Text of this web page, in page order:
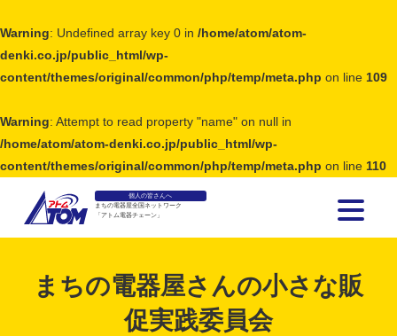
Warning: Undefined array key 0 in /home/atom/atom-
denki.co.jp/public_html/wp-
content/themes/original/common/php/temp/meta.php on line 109
Warning: Attempt to read property "name" on null in
/home/atom/atom-denki.co.jp/public_html/wp-
content/themes/original/common/php/temp/meta.php on line 110
アトム電器チェーン
個人の皆さんへ
まちの電器屋全国ネットワーク
「アトム電器チェーン」
まちの電器屋さんの小さな販
促実践委員会